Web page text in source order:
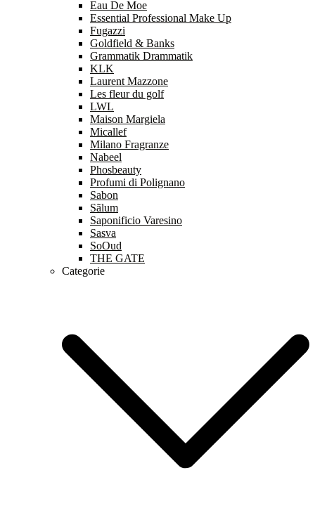
Eau De Moe
Essential Professional Make Up
Fugazzi
Goldfield & Banks
Grammatik Drammatik
KLK
Laurent Mazzone
Les fleur du golf
LWL
Maison Margiela
Micallef
Milano Fragranze
Nabeel
Phosbeauty
Profumi di Polignano
Sabon
Sãlum
Saponificio Varesino
Sasva
SoOud
THE GATE
Categorie